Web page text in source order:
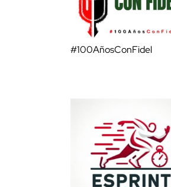
#100AñosConFidel